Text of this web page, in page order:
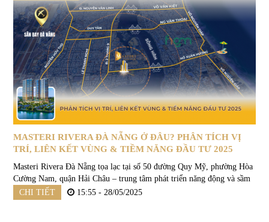
MASTERI RIVERA ĐÀ NẴNG Ở ĐÂU? PHÂN TÍCH VỊ
TRÍ, LIÊN KẾT VÙNG & TIỀM NĂNG ĐẦU TƯ 2025
Masteri Rivera Đà Nẵng tọa lạc tại số 50 đường Quy Mỹ, phường Hòa
Cường Nam, quận Hải Châu – trung tâm phát triển năng động và sầm
uất bậc nhất TP. Đà Nẵng. Với vị trí chiến lược này, dự án không chỉ...
CHI TIẾT 15:55 - 28/05/2025